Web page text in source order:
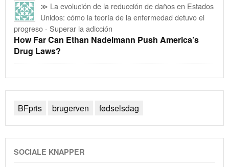
≫ La evolución de la reducción de daños en Estados
Unidos: cómo la teoría de la enfermedad detuvo el
progreso - Superar la adicción
How Far Can Ethan Nadelmann Push America’s
Drug Laws?
BFpris brugerven fødselsdag
SOCIALE KNAPPER